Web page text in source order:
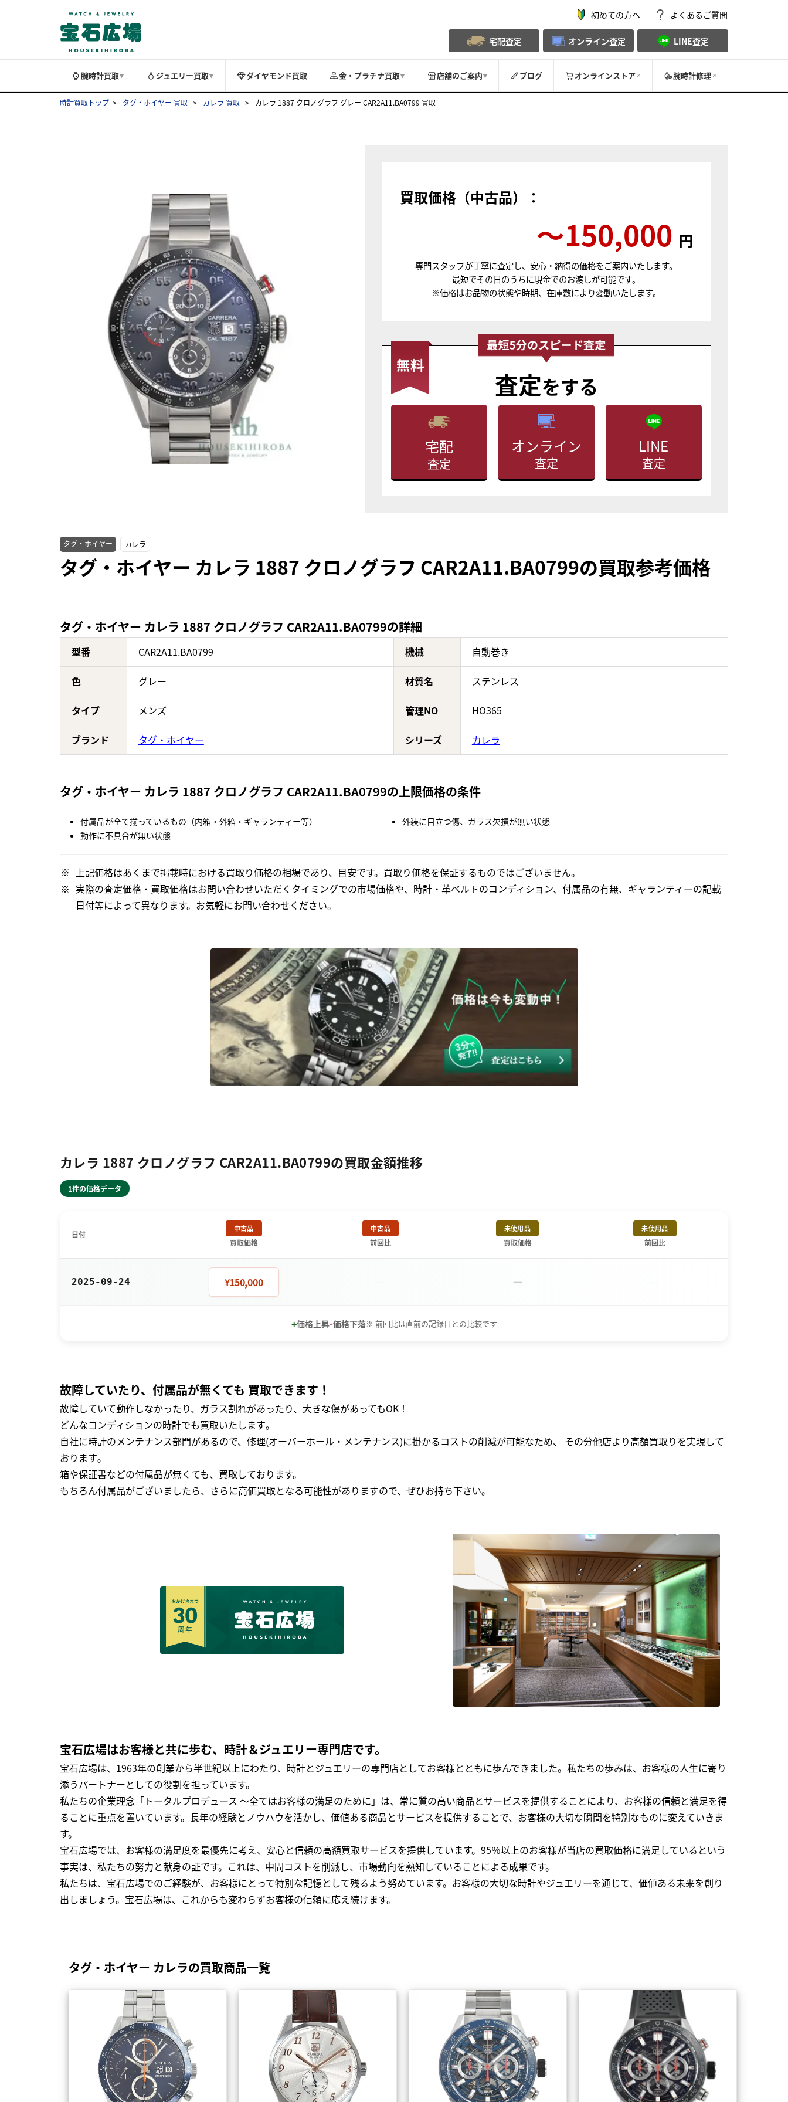
初めての方へ よくあるご質問
宅配査定 オンライン査定 LINE査定
腕時計買取▼ ジュエリー買取▼ ダイヤモンド買取 金・プラチナ買取▼ 店舗のご案内▼ ブログ オンラインストア 腕時計修理
時計買取トップ タグ・ホイヤー 買取 カレラ 買取 カレラ 1887 クロノグラフ グレー CAR2A11.BA0799 買取
買取価格（中古品）：
〜150,000 円
専門スタッフが丁寧に査定し、安心・納得の価格をご案内いたします。
最短でその日のうちに現金でのお渡しが可能です。
※価格はお品物の状態や時期、在庫数により変動いたします。
査定をする
宅配
査定
オンライン
査定
LINE
査定
タグ・ホイヤー カレラ
タグ・ホイヤー カレラ 1887 クロノグラフ CAR2A11.BA0799の買取参考価格
タグ・ホイヤー カレラ 1887 クロノグラフ CAR2A11.BA0799の詳細
型番 CAR2A11.BA0799 機械 自動巻き
色 グレー 材質名 ステンレス
タイプ メンズ 管理NO HO365
ブランド タグ・ホイヤー シリーズ カレラ
タグ・ホイヤー カレラ 1887 クロノグラフ CAR2A11.BA0799の上限価格の条件
付属品が全て揃っているもの（内箱・外箱・ギャランティー等）
外装に目立つ傷、ガラス欠損が無い状態
動作に不具合が無い状態
上記価格はあくまで掲載時における買取り価格の相場であり、目安です。買取り価格を保証するものではございません。
実際の査定価格・買取価格はお問い合わせいただくタイミングでの市場価格や、時計・革ベルトのコンディション、付属品の有無、ギャランティーの記載
日付等によって異なります。お気軽にお問い合わせください。
カレラ 1887 クロノグラフ CAR2A11.BA0799の買取金額推移
1件の価格データ
日付
中古品
買取価格
中古品
前回比
未使用品
買取価格
未使用品
前回比
2025-09-24 ¥150,000 － － －
+価格上昇-価格下落※ 前回比は直前の記録日との比較です
故障していたり、付属品が無くても 買取できます！
故障していて動作しなかったり、ガラス割れがあったり、大きな傷があってもOK！
どんなコンディションの時計でも買取いたします｡
自社に時計のメンテナンス部門があるので、修理(オーバーホール・メンテナンス)に掛かるコストの削減が可能なため、 その分他店より高額買取りを実現して
おります｡
箱や保証書などの付属品が無くても、買取しております。
もちろん付属品がございましたら、さらに高価買取となる可能性がありますので、ぜひお持ち下さい｡
宝石広場はお客様と共に歩む、時計＆ジュエリー専門店です。
宝石広場は、1963年の創業から半世紀以上にわたり、時計とジュエリーの専門店としてお客様とともに歩んできました。私たちの歩みは、お客様の人生に寄り
添うパートナーとしての役割を担っています。
私たちの企業理念「トータルプロデュース ～全てはお客様の満足のために」は、常に質の高い商品とサービスを提供することにより、お客様の信頼と満足を得
ることに重点を置いています。長年の経験とノウハウを活かし、価値ある商品とサービスを提供することで、お客様の大切な瞬間を特別なものに変えていきま
す。
宝石広場では、お客様の満足度を最優先に考え、安心と信頼の高額買取サービスを提供しています。95％以上のお客様が当店の買取価格に満足しているという
事実は、私たちの努力と献身の証です。これは、中間コストを削減し、市場動向を熟知していることによる成果です。
私たちは、宝石広場でのご経験が、お客様にとって特別な記憶として残るよう努めています。お客様の大切な時計やジュエリーを通じて、価値ある未来を創り
出しましょう。宝石広場は、これからも変わらずお客様の信頼に応え続けます。
タグ・ホイヤー カレラの買取商品一覧